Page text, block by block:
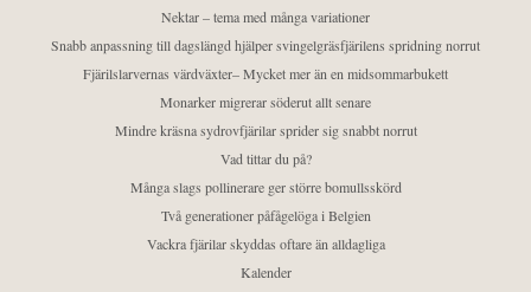
Nektar – tema med många variationer
Snabb anpassning till dagslängd hjälper svingelgräsfjärilens spridning norrut
Fjärilslarvernas värdväxter– Mycket mer än en midsommarbukett
Monarker migrerar söderut allt senare
Mindre kräsna sydrovfjärilar sprider sig snabbt norrut
Vad tittar du på?
Många slags pollinerare ger större bomullsskörd
Två generationer påfågelöga i Belgien
Vackra fjärilar skyddas oftare än alldagliga
Kalender